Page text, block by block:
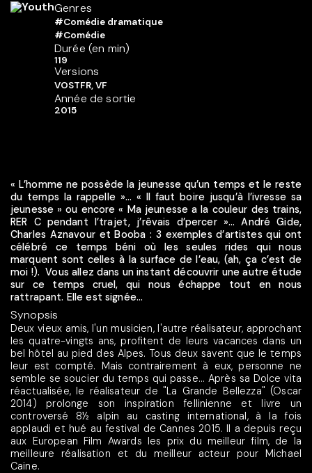
Genres
#Comédie dramatique
#Comédie
Durée (en min)
119
Versions
VOSTFR, VF
Année de sortie
2015
« L’homme ne possède la jeunesse qu’un temps et le reste
du temps la rappelle »... « Il faut boire jusqu’à l’ivresse sa
jeunesse » ou encore « Ma jeunesse a la couleur des trains,
RER C pendant l’trajet, j’rêvais d’percer »... André Gide,
Charles Aznavour et Booba : 3 exemples d’artistes qui ont
célébré ce temps béni où les seules rides qui nous
marquent sont celles à la surface de l’eau, (ah, ça c’est de
moi !). Vous allez dans un instant découvrir une autre étude
sur ce temps cruel, qui nous échappe tout en nous
rattrapant. Elle est signée...
Synopsis
Deux vieux amis, l'un musicien, l'autre réalisateur, approchant
les quatre-vingts ans, profitent de leurs vacances dans un
bel hôtel au pied des Alpes. Tous deux savent que le temps
leur est compté. Mais contrairement à eux, personne ne
semble se soucier du temps qui passe... Après sa Dolce vita
réactualisée, le réalisateur de "La Grande Bellezza" (Oscar
2014) prolonge son inspiration fellinienne et livre un
controversé 8½ alpin au casting international, à la fois
applaudi et hué au festival de Cannes 2015. Il a depuis reçu
aux European Film Awards les prix du meilleur film, de la
meilleure réalisation et du meilleur acteur pour Michael
Caine.